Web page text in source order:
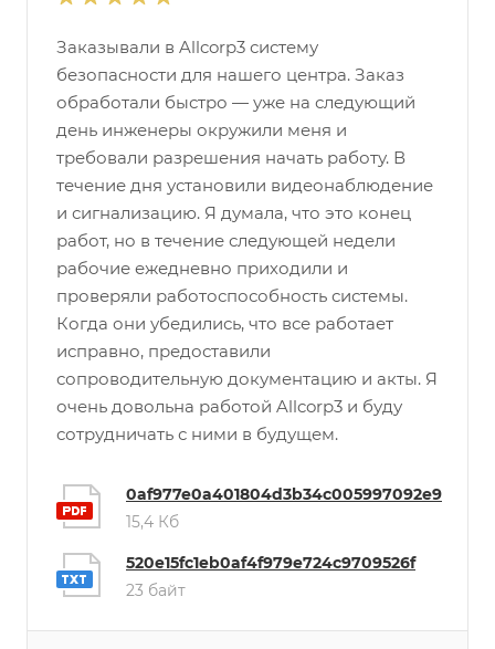
Заказывали в Allcorp3 систему
безопасности для нашего центра. Заказ
обработали быстро — уже на следующий
день инженеры окружили меня и
требовали разрешения начать работу. В
течение дня установили видеонаблюдение
и сигнализацию. Я думала, что это конец
работ, но в течение следующей недели
рабочие ежедневно приходили и
проверяли работоспособность системы.
Когда они убедились, что все работает
исправно, предоставили
сопроводительную документацию и акты. Я
очень довольна работой Allcorp3 и буду
сотрудничать с ними в будущем.
0af977e0a401804d3b34c005997092e9
15,4 Кб
520e15fc1eb0af4f979e724c9709526f
23 байт